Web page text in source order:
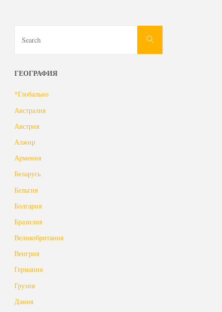
записей
Search
ГЕОГРАФИЯ
*Глобально
Австралия
Австрия
Алжир
Армения
Беларусь
Бельгия
Болгария
Бразилия
Великобритания
Венгрия
Германия
Грузия
Дания